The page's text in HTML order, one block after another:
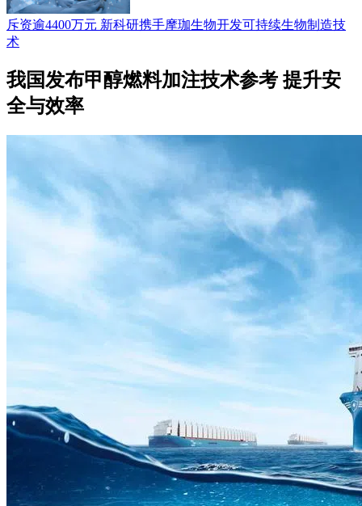
斥资逾4400万元 新科研携手摩珈生物开发可持续生物制造技
术
我国发布甲醇燃料加注技术参考 提升安
全与效率